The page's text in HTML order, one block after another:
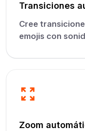
Transiciones
Cree
emojis con
Zoom